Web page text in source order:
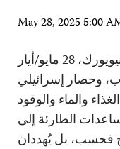
May 28, 2025 5:00
بقلم: دجى داود ومحمد عثمان نيويورك، 28 مايو/أيار
من الحرب، وحصار إسرائيلي
الغذاء والماء والوقود
الطارئة إلى
فحسب، بل يُهددان